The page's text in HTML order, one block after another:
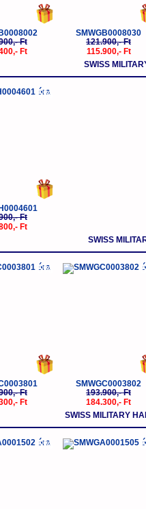
Ft
Ft
SMWGB0008030
121.900,- Ft
115.900,- Ft
SWISS
-5%
Ft
Ft
SWISS
-5%
Ft
Ft
-
SMWGC0003802
193.900,- Ft
184.300,- Ft
SWISS MILITARY
-5% -